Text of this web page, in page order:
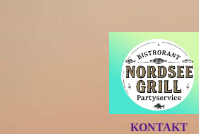
KONTAKT